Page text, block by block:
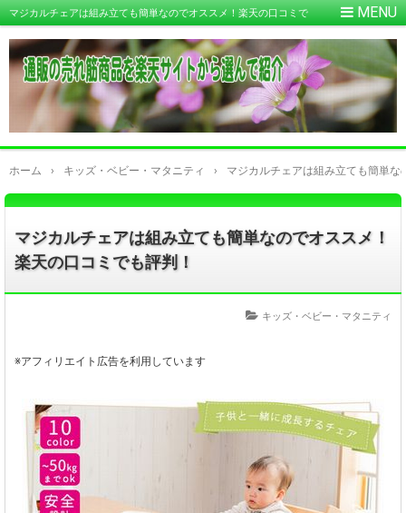
マジカルチェアは組み立ても簡単なのでオススメ！楽天の口コミで
も評判！
ホーム › キッズ・ベビー・マタニティ › マジカルチェアは組み立ても簡単
マジカルチェアは組み立ても簡単なのでオススメ！
楽天の口コミでも評判！
キッズ・ベビー・マタニティ
※アフィリエイト広告を利用しています